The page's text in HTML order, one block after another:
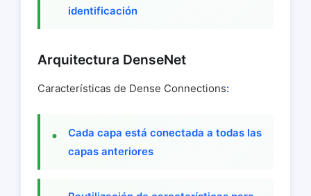
identificación
Arquitectura DenseNet
Características de Dense Connections:
Cada capa está conectada a todas las
capas anteriores